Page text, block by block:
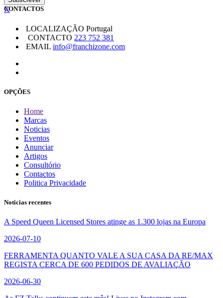
X
CONTACTOS
LOCALIZAÇÃO Portugal
CONTACTO 223 752 381
EMAIL info@franchizone.com
OPÇÕES
Home
Marcas
Noticias
Eventos
Anunciar
Artigos
Consultório
Contactos
Politica Privacidade
Noticias recentes
A Speed Queen Licensed Stores atinge as 1.300 lojas na Europa
2026-07-10
FERRAMENTA QUANTO VALE A SUA CASA DA RE/MAX
REGISTA CERCA DE 600 PEDIDOS DE AVALIAÇÃO
2026-06-30